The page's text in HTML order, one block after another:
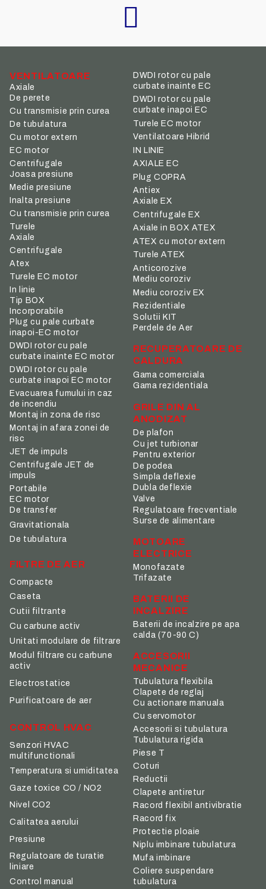
VENTILATOARE
Axiale
De perete
Cu transmisie prin curea
De tubulatura
Cu motor extern
EC motor
Centrifugale
Joasa presiune
Medie presiune
Inalta presiune
Cu transmisie prin curea
Turele
Axiale
Centrifugale
Atex
Turele EC motor
In linie
Tip BOX
Incorporabile
Plug cu pale curbate
inapoi-EC motor
DWDI rotor cu pale
curbate inainte EC motor
DWDI rotor cu pale
curbate inapoi EC motor
Evacuarea fumului in caz
de incendiu
Montaj in zona de risc
Montaj in afara zonei de
risc
JET de impuls
Centrifugale JET de
impuls
Portabile
EC motor
DWDI rotor cu pale
curbate inainte EC
DWDI rotor cu pale
curbate inapoi EC
Turele EC motor
Ventilatoare Hibrid
IN LINIE
AXIALE EC
Plug COPRA
Antiex
Axiale EX
Centrifugale EX
Axiale in BOX ATEX
ATEX cu motor extern
Turele ATEX
Anticorozive
Mediu coroziv
Mediu coroziv EX
Rezidentiale
Solutii KIT
Perdele de Aer
RECUPERATOARE DE
CALDURA
Gama comerciala
Gama rezidentiala
GRILE DIN AL
ANODIZAT
De plafon
Cu jet turbionar
Pentru exterior
De podea
Simpla deflexie
Dubla deflexie
Valve
De transfer
Gravitationala
De tubulatura
FILTRE DE AER
Compacte
Caseta
Cutii filtrante
Cu carbune activ
Unitati modulare de filtrare
Modul filtrare cu carbune
activ
Electrostatice
Purificatoare de aer
CONTROL HVAC
Senzori HVAC
multifunctionali
Temperatura si umiditatea
Gaze toxice CO / NO2
Nivel CO2
Calitatea aerului
Presiune
Regulatoare de turatie
liniare
Control manual
Regulatoare frecventiale
Surse de alimentare
MOTOARE
ELECTRICE
Monofazate
Trifazate
BATERII DE
INCALZIRE
Baterii de incalzire pe apa
calda (70-90 C)
ACCESORII
MECANICE
Tubulatura flexibila
Clapete de reglaj
Cu actionare manuala
Cu servomotor
Accesorii si tubulatura
Tubulatura rigida
Piese T
Coturi
Reductii
Clapete antiretur
Racord flexibil antivibratie
Racord fix
Protectie ploaie
Niplu imbinare tubulatura
Mufa imbinare
Coliere suspendare
tubulatura